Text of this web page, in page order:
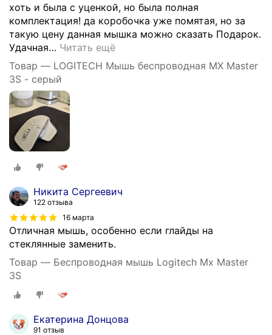
хоть и была с уценкой, но была полная
комплектация! да коробочка уже помятая, но за
такую цену данная мышка можно сказать Подарок.
Удачная… Читать ещё
Товар — LOGITECH Мышь беспроводная MX Master
3S - серый
Никита Сергеевич
122 отзыва
16 марта
Отличная мышь, особенно если глайды на
стеклянные заменить.
Товар — Беспроводная мышь Logitech Mx Master
3S
Екатерина Донцова
91 отзыв